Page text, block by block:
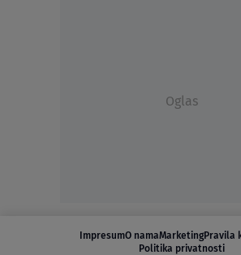
Oglas
ImpresumO namaMarketingPravila
Politika privatnosti